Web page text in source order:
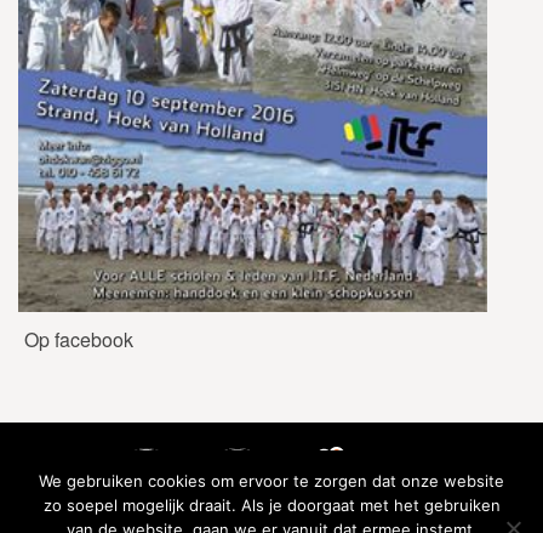
Op facebook
We gebruiken cookies om ervoor te zorgen dat onze website
zo soepel mogelijk draait. Als je doorgaat met het gebruiken